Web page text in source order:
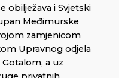
obilježava i Svjetski
Međimurske
zamjenicom
Upravnog odjela
a uz